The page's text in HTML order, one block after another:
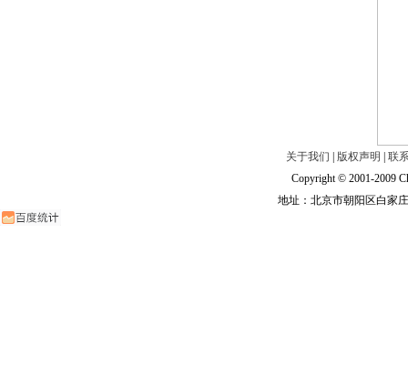
关于我们 版权声明
联
Copyright © 2001-2009
地址：北京市朝阳区白家